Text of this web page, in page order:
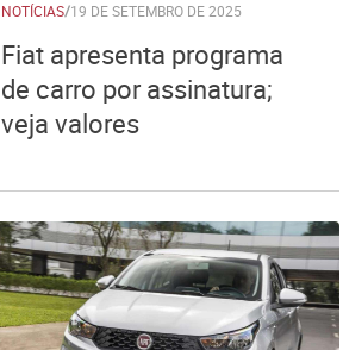
NOTÍCIAS/19 DE SETEMBRO DE 2025
Fiat apresenta programa
de carro por assinatura;
veja valores